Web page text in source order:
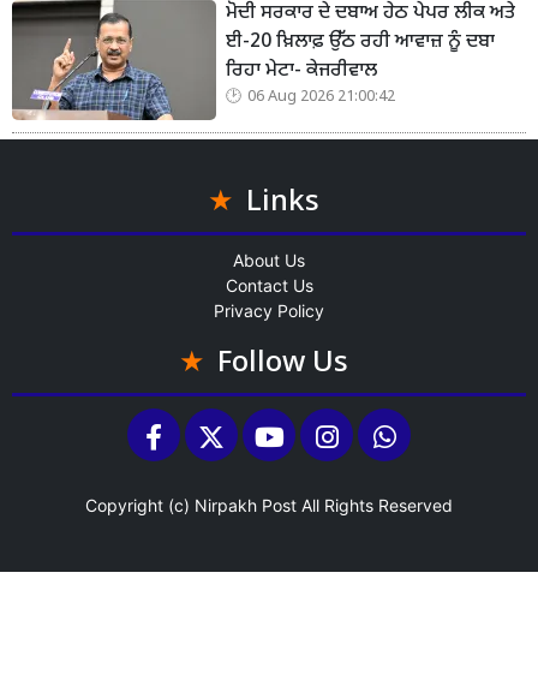
ਮੋਦੀ ਸਰਕਾਰ ਦੇ ਦਬਾਅ ਹੇਠ ਪੇਪਰ ਲੀਕ ਅਤੇ
ਈ-20 ਖ਼ਿਲਾਫ਼ ਉੱਠ ਰਹੀ ਆਵਾਜ਼ ਨੂੰ ਦਬਾ
ਰਿਹਾ ਮੇਟਾ- ਕੇਜਰੀਵਾਲ
06 Aug 2026 21:00:42
Links
About Us
Contact Us
Privacy Policy
Follow Us
Copyright (c) Nirpakh Post All Rights Reserved